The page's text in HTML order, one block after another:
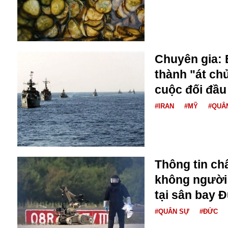
Bulagria
Công nghệ
Chuyện hay
Chuyện lạ
Cuộc sống quanh ta
Casino
Chiến tranh thương mại
Chi hội phụ nữ TTTM Mátxcơva
Chính trị Nga
Chợ Vòm
Cảnh sát
Cấm bay
Cao tốc
Canada
Chuyên gia:
thành "át
cuộc đối
#IRAN #MỸ
Thông tin
không
tại sân bay
#QUÂN SỰ #ĐỨC